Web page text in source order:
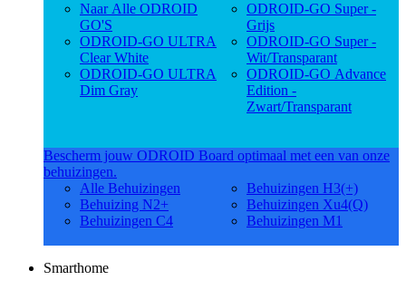
Naar Alle ODROID
GO'S
ODROID-GO ULTRA
Clear White
ODROID-GO ULTRA
Dim Gray
ODROID-GO Super -
Grijs
ODROID-GO Super -
Wit/Transparant
ODROID-GO Advance
Edition -
Zwart/Transparant
Bescherm jouw ODROID Board optimaal met een van onze
behuizingen.
Alle Behuizingen
Behuizing N2+
Behuizingen C4
Behuizingen H3(+)
Behuizingen Xu4(Q)
Behuizingen M1
Smarthome